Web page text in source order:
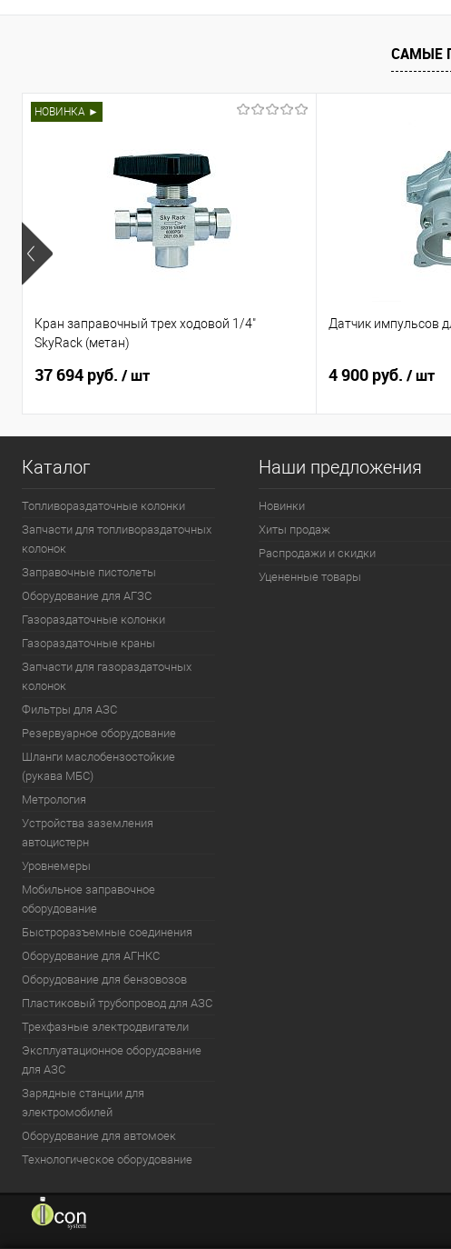
Сравнить
В избранное
САМЫЕ
НОВИНКА ►
Кран заправочный трех ходовой 1/4"
SkyRack (метан)
37 694 руб. / шт
Датчик импульсов
4 900 руб. / шт
Каталог
Топливораздаточные колонки
Запчасти для топливораздаточных
колонок
Заправочные пистолеты
Оборудование для АГЗС
Газораздаточные колонки
Газораздаточные краны
Запчасти для газораздаточных
колонок
Фильтры для АЗС
Резервуарное оборудование
Шланги маслобензостойкие
(рукава МБС)
Метрология
Устройства заземления
автоцистерн
Уровнемеры
Мобильное заправочное
оборудование
Быстроразъемные соединения
Оборудование для АГНКС
Оборудование для бензовозов
Пластиковый трубопровод для АЗС
Трехфазные электродвигатели
Эксплуатационное оборудование
для АЗС
Зарядные станции для
электромобилей
Оборудование для автомоек
Технологическое оборудование
Наши предложения
Новинки
Хиты продаж
Распродажи и скидки
Уцененные товары